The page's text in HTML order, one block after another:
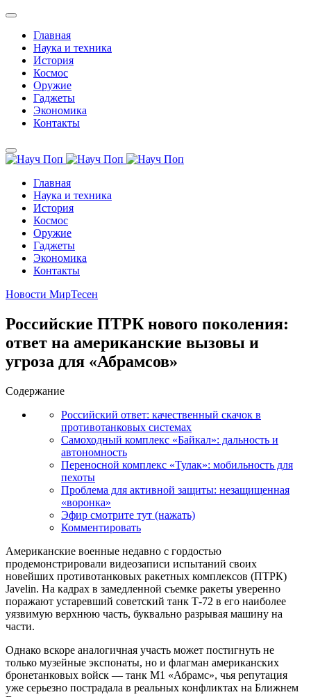
Главная
Наука и техника
История
Космос
Оружие
Гаджеты
Экономика
Контакты
Главная
Наука и техника
История
Космос
Оружие
Гаджеты
Экономика
Контакты
Новости МирТесен
Российские ПТРК нового поколения:
ответ на американские вызовы и
угроза для «Абрамсов»
Содержание
Российский ответ: качественный скачок в
противотанковых системах
Самоходный комплекс «Байкал»: дальность и
автономность
Переносной комплекс «Тулак»: мобильность для
пехоты
Проблема для активной защиты: незащищенная
«воронка»
Эфир смотрите тут (нажать)
Комментировать
Американские военные недавно с гордостью
продемонстрировали видеозаписи испытаний своих
новейших противотанковых ракетных комплексов (ПТРК)
Javelin. На кадрах в замедленной съемке ракеты уверенно
поражают устаревший советский танк Т-72 в его наиболее
уязвимую верхнюю часть, буквально разрывая машину на
части.
Однако вскоре аналогичная участь может постигнуть не
только музейные экспонаты, но и флагман американских
бронетанковых войск — танк M1 «Абрамс», чья репутация
уже серьезно пострадала в реальных конфликтах на Ближнем